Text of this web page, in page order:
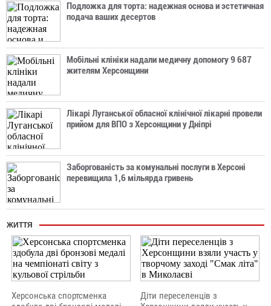
Подложка для торта: надежная основа и эстетичная
подача ваших десертов
Мобільні клініки надали медичну допомогу 9 687
жителям Херсонщини
Лікарі Луганської обласної клінічної лікарні провели
прийом для ВПО з Херсонщини у Дніпрі
Заборгованість за комунальні послуги в Херсоні
перевищила 1,6 мільярда гривень
ЖИТТЯ
Херсонська спортсменка
Діти переселенців з